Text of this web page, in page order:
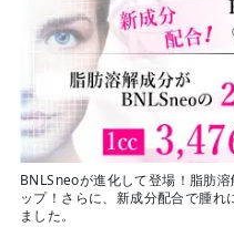
BNLSneoが進化して登場！脂肪
ップ！さらに、新成分配合で腫れ
ました。